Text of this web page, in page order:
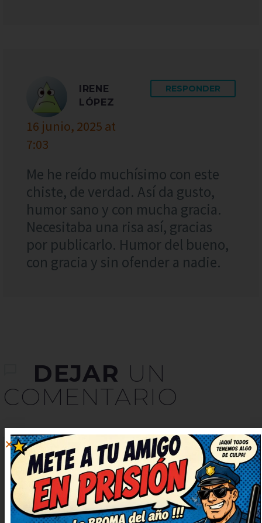
IRENE
LÓPEZ
16 junio, 2025 at
7:03
RESPONDER
Me he reído muchísimo con este
chiste, de verdad. Así da gusto,
humor sano y con mucha gracia.
Necesitaba una risa así, gracias
por publicarlo. Humor del bueno,
con gracia y sin ofender a nadie.
DEJAR UN
COMENTARIO